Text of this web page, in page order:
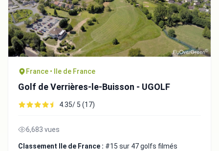
France • Ile de France
Golf de Verrières-le-Buisson - UGOLF
4.35/ 5 (17)
6,683 vues
Classement Ile de France : #15 sur 47 golfs filmés